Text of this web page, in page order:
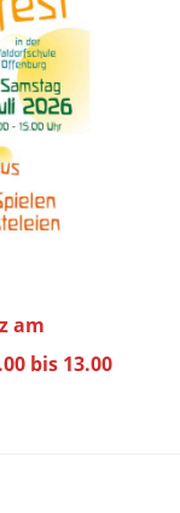
am
bis 13.00